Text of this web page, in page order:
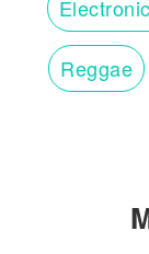
Reggae